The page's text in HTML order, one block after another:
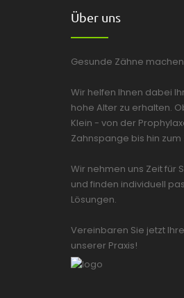
Über uns
Gesunde Zähne
Wir helfen Ihnen dabei
hohe Alter zu erhalten.
Klein - von der
Zahnspange bis hin zum
Wir nehmen uns Zeit für
und finden individuell
Lösungen.
Vereinbaren Sie jetzt
unserer Praxis!